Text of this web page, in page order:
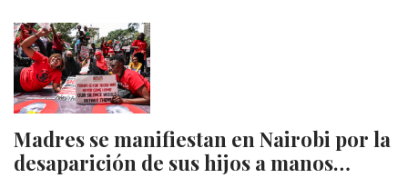
Madres se manifiestan en Nairobi por la
desaparición de sus hijos a manos…